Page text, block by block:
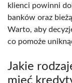
klienci powinni
banków oraz
Warto, aby
co pomoże
Jakie
mieć